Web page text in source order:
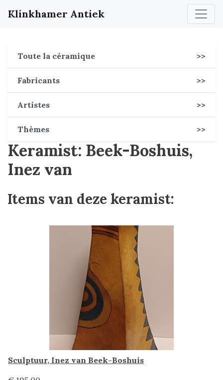
Klinkhamer Antiek
Toute la céramique >>
Fabricants >>
Artistes >>
Thèmes >>
Keramist: Beek-Boshuis,
Inez van
Items van deze keramist:
Sculptuur, Inez van Beek-Boshuis